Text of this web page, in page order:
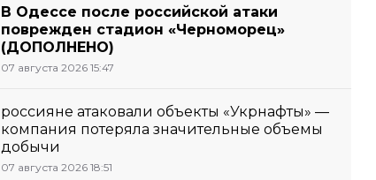
В Одессе после российской атаки
поврежден стадион «Черноморец»
(ДОПОЛНЕНО)
07 августа 2026 15:47
россияне атаковали объекты «Укрнафты» —
компания потеряла значительные объемы
добычи
07 августа 2026 18:51